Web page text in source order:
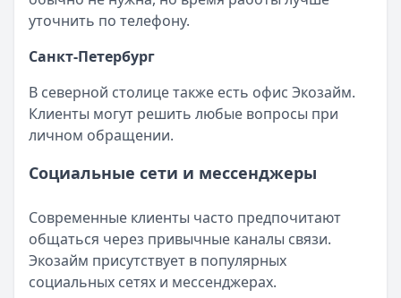
уточнить по телефону.
Санкт-Петербург
В северной столице также есть офис Экозайм.
Клиенты могут решить любые вопросы при
личном обращении.
Социальные сети и мессенджеры
Современные клиенты часто предпочитают
общаться через привычные каналы связи.
Экозайм присутствует в популярных
социальных сетях и мессенджерах.